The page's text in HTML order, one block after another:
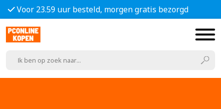
Voor 23.59 uur besteld, morgen gratis bezorgd